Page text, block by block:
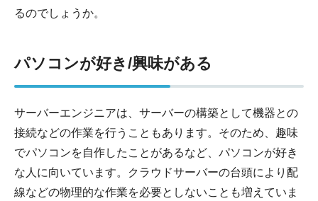
るのでしょうか。
パソコンが好き/興味がある
サーバーエンジニアは、サーバーの構築として機器との
接続などの作業を行うこともあります。そのため、趣味
でパソコンを自作したことがあるなど、パソコンが好き
な人に向いています。クラウドサーバーの台頭により配
線などの物理的な作業を必要としないことも増えていま